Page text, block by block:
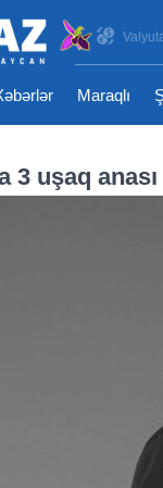
Maraqlı
3 uşaq anası